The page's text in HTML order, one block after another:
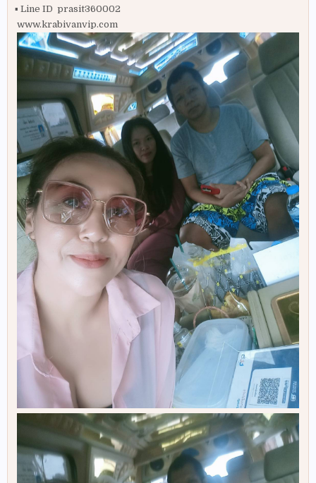
▪️ Line ID prasit360002
www.krabivanvip.com